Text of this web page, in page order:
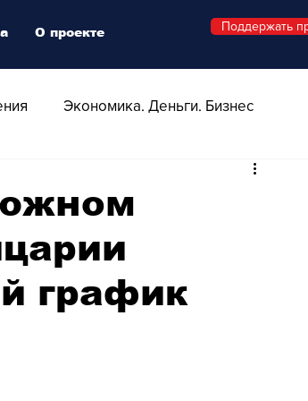
Экономика. Деньги. Бизнес
Стиль Стильный четверг
график
О проекте Поддержать